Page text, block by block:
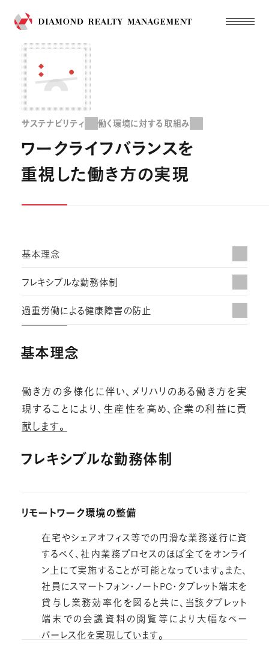
サステナビリティ 働く環境に対する取組み
ワークライフバランスを
重視した働き方の実現
基本理念
フレキシブルな勤務体制
過重労働による健康障害の防止
基本理念
働き方の多様化に伴い、メリハリのある働き方を実
現することにより、生産性を高め、企業の利益に貢
献します。
フレキシブルな勤務体制
リモートワーク環境の整備
在宅やシェアオフィス等での円滑な業務遂行に資
するべく、社内業務プロセスのほぼ全てをオンライ
ン上にて実施することが可能となっています。また、
社員にスマートフォン・ノートPC・タブレット端末を
貸与し業務効率化を図ると共に、当該タブレット
端末での会議資料の閲覧等により大幅なペー
パーレス化を実現しています。